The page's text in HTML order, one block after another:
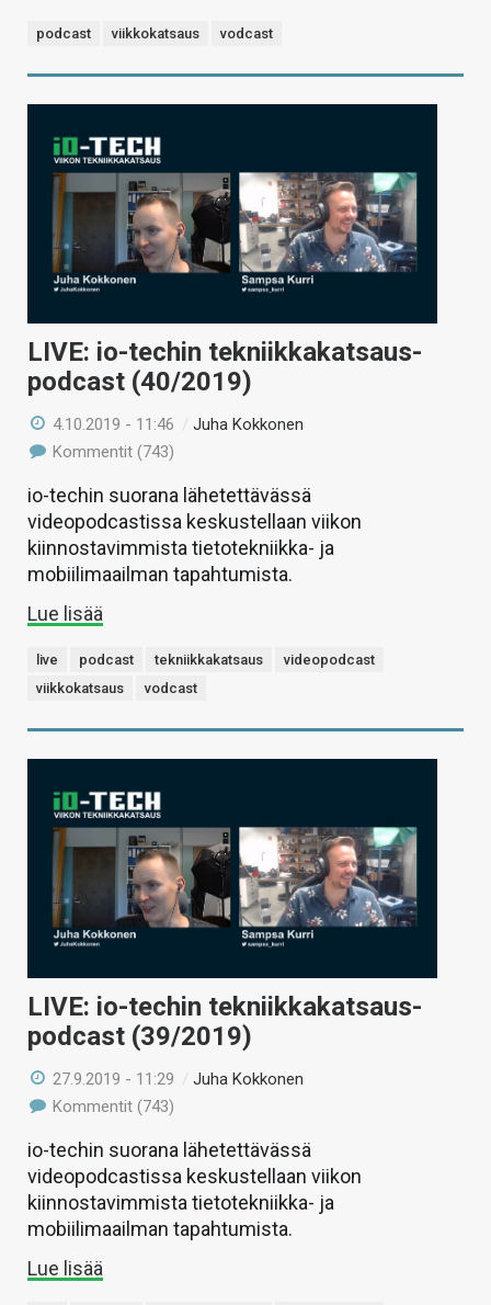
podcast viikkokatsaus vodcast
LIVE: io-techin tekniikkakatsaus-
podcast (40/2019)
4.10.2019 - 11:46 /Juha Kokkonen
Kommentit (743)
io-techin suorana lähetettävässä
videopodcastissa keskustellaan viikon
kiinnostavimmista tietotekniikka- ja
mobiilimaailman tapahtumista.
Lue lisää
live podcast tekniikkakatsaus
videopodcast
viikkokatsaus
vodcast
LIVE: io-techin tekniikkakatsaus-
podcast (39/2019)
27.9.2019 - 11:29 /Juha Kokkonen
Kommentit (743)
io-techin suorana lähetettävässä
videopodcastissa keskustellaan viikon
kiinnostavimmista tietotekniikka- ja
mobiilimaailman tapahtumista.
Lue lisää